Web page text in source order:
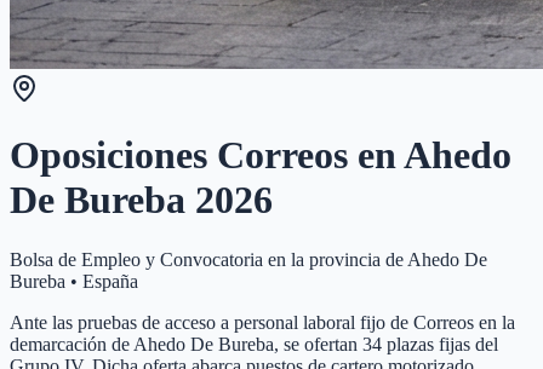
Oposiciones Correos enAhedo
De Bureba 2026
Bolsa de Empleo y Convocatoria en la provincia de Ahedo De
Bureba • España
Ante las pruebas de acceso a personal laboral fijo de Correos en la
demarcación de Ahedo De Bureba, se ofertan 34 plazas fijas del